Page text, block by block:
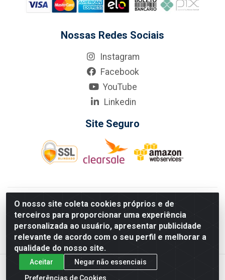
O nosso site coleta cookies próprios e de
terceiros para proporcionar uma experiência
personalizada ao usuário, apresentar publicidade
relevante de acordo com o seu perfil e melhorar a
qualidade do nosso site.
Aceitar
Negar não essenciais
Preferências de Cookies
Nossas Redes Sociais
Instagram
Facebook
YouTube
Linkedin
Site Seguro
KarneKeijo Logistica Integrada LTDA - Rod. Br-101 Sul, nº3700
- Barro, Recife/PE, 50900-400 CNPJ: 24.150.377/0001-95
Estados atendidos pela KarneKeijo: PE, PB e RN.